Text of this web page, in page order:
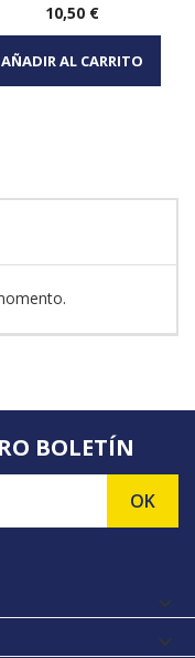
Precio
10,50 €
AÑADIR AL CARRITO
BOLETÍN

